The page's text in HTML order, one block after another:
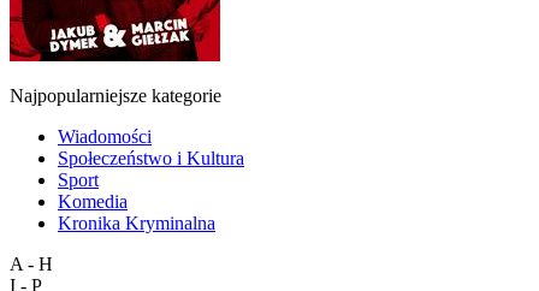
Najpopularniejsze kategorie
Wiadomości
Społeczeństwo i Kultura
Sport
Komedia
Kronika Kryminalna
A - H
I - P